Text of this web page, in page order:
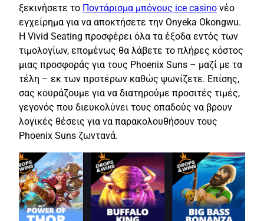
ξεκινήσετε το Ποντάρισμα μπόνους ice casino νέο
εγχείρημα για να αποκτήσετε την Onyeka Okongwu.
Η Vivid Seating προσφέρει όλα τα έξοδα εντός των
τιμολογίων, επομένως θα λάβετε το πλήρες κόστος
μιας προσφοράς για τους Phoenix Suns – μαζί με τα
τέλη – εκ των προτέρων καθώς ψωνίζετε. Επίσης,
σας κουράζουμε για να διατηρούμε προσιτές τιμές,
γεγονός που διευκολύνει τους οπαδούς να βρουν
λογικές θέσεις για να παρακολουθήσουν τους
Phoenix Suns ζωντανά.